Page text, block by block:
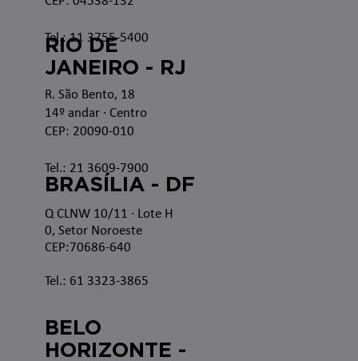
Tel.: 11 3755-5400
RIO DE
JANEIRO - RJ
R. São Bento, 18
14º andar · Centro
CEP: 20090-010
Tel.: 21 3609-7900
Q CLNW 10/11 · Lote H
0, Setor Noroeste
CEP:70686-640
Tel.: 61 3323-3865
BRASÍLIA - DF
BELO
HORIZONTE -